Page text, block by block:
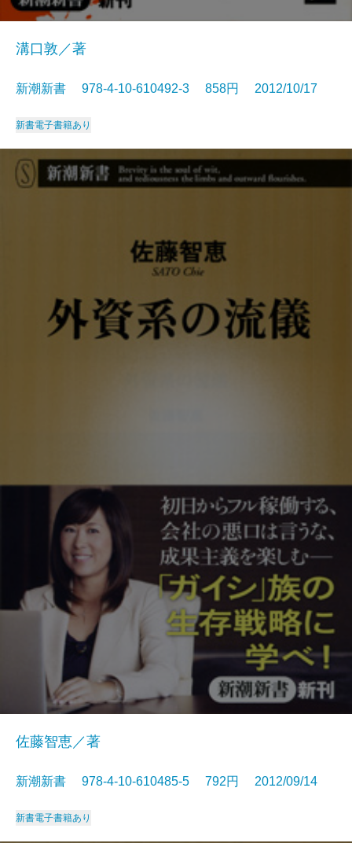
溝口敦／著
新潮新書 978-4-10-610492-3 858円 2012/10/17
新書電子書籍あり
佐藤智恵／著
新潮新書 978-4-10-610485-5 792円 2012/09/14
新書電子書籍あり